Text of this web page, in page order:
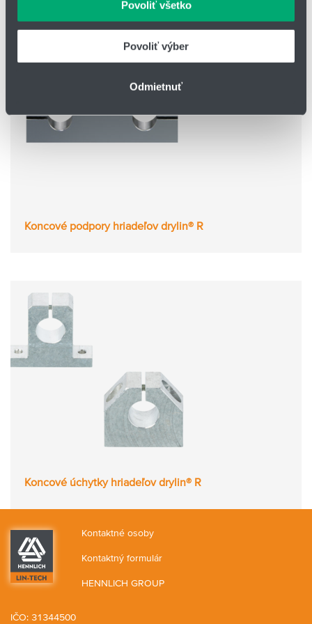
keď ste používali ich služby.
Povoliť všetko
Povoliť výber
Odmietnuť
Koncové podpory hriadeľov drylin® R
Koncové úchytky hriadeľov drylin® R
Kontaktné osoby
Kontaktný formulár
HENNLICH GROUP
IČO: 31344500